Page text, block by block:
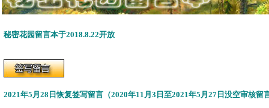
秘密花园留言本于2018.8.22开放
2021年5月28日恢复签写留言（2020年11月3日至2021年5月27日没空审核留